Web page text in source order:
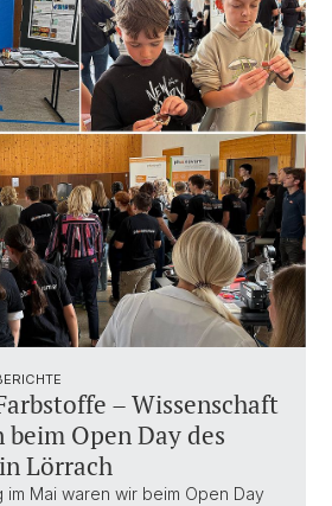
– Wissenschaft
beim Open Day des
Lörrach
im Mai waren wir beim Open Day